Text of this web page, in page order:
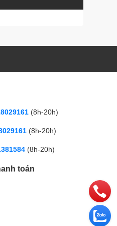
(8h-20h)
(8h-20h)
(8h-20h)
toán